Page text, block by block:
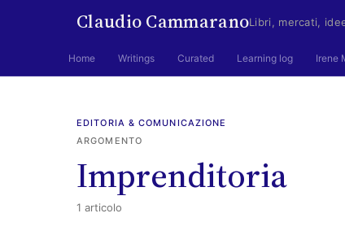
Claudio CammaranoLibri, mercati,
Home Writings Curated Learning log Irene
EDITORIA & COMUNICAZIONE
ARGOMENTO
Imprenditoria
1 articolo